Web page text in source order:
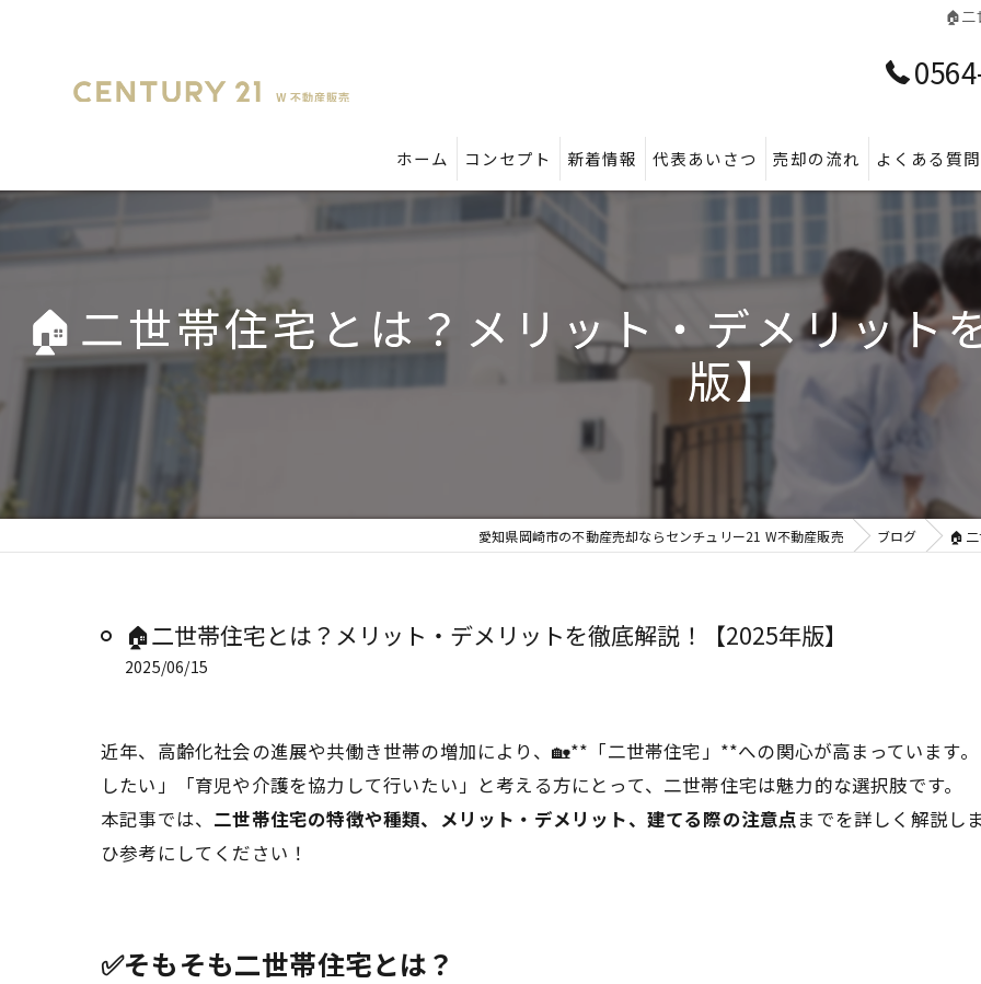
🏠二
ホーム コンセプト 新着情報 代表あいさつ 売却の流れ よくある質問
🏠二世帯住宅とは？メリット・デメリット
版】
愛知県岡崎市の不動産売却ならセンチュリー21 W不動産販売 ブログ 🏠
🏠二世帯住宅とは？メリット・デメリットを徹底解説！【2025年版】
2025/06/15
近年、⾼齢化社会の進展や共働き世帯の増加により、🏡**「二世帯住宅」**への関心が高まっています
したい」「育児や介護を協力して行いたい」と考える方にとって、二世帯住宅は魅力的な選択肢です。
本記事では、 二世帯住宅の特徴や種類、メリット・デメリット、建てる際の注意点までを詳しく解説し
ひ参考にしてください！
✅そもそも二世帯住宅とは？